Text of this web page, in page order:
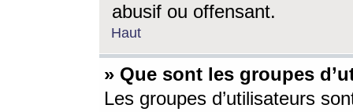
abusif ou offensant.
Haut
» Que sont les groupes
Les groupes d’utilisateurs